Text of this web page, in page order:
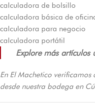
calculadora de bolsillo
calculadora básica de
calculadora para negocio
calculadora portátil
Explore más artículos
En El Machetico
desde nuestra bodega en